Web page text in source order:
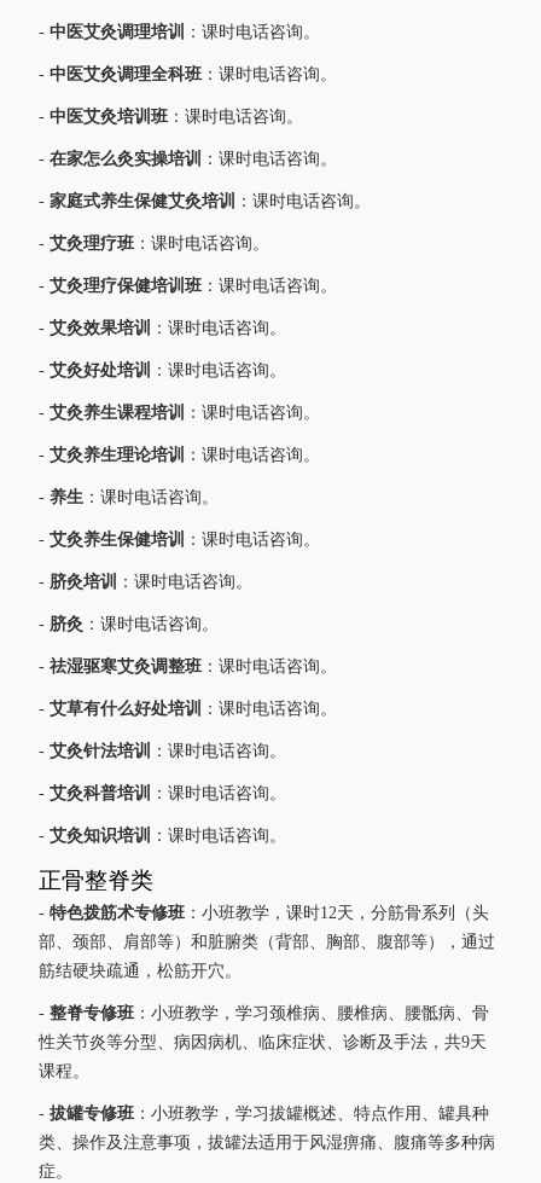
- 中医艾灸调理培训 ：课时电话咨询。
- 中医艾灸调理全科班 ：课时电话咨询。
- 中医艾灸培训班 ：课时电话咨询。
- 在家怎么灸实操培训 ：课时电话咨询。
- 家庭式养生保健艾灸培训 ：课时电话咨询。
- 艾灸理疗班 ：课时电话咨询。
- 艾灸理疗保健培训班 ：课时电话咨询。
- 艾灸效果培训 ：课时电话咨询。
- 艾灸好处培训 ：课时电话咨询。
- 艾灸养生课程培训 ：课时电话咨询。
- 艾灸养生理论培训 ：课时电话咨询。
- 养生 ：课时电话咨询。
- 艾灸养生保健培训 ：课时电话咨询。
- 脐灸培训 ：课时电话咨询。
- 脐灸 ：课时电话咨询。
- 祛湿驱寒艾灸调整班 ：课时电话咨询。
- 艾草有什么好处培训 ：课时电话咨询。
- 艾灸针法培训 ：课时电话咨询。
- 艾灸科普培训 ：课时电话咨询。
- 艾灸知识培训 ：课时电话咨询。
正骨整脊类
- 特色拨筋术专修班 ：小班教学，课时12天，分筋骨系列（头
部、颈部、肩部等）和脏腑类（背部、胸部、腹部等），通过
筋结硬块疏通，松筋开穴。
- 整脊专修班 ：小班教学，学习颈椎病、腰椎病、腰骶病、骨
性关节炎等分型、病因病机、临床症状、诊断及手法，共9天
课程。
- 拔罐专修班 ：小班教学，学习拔罐概述、特点作用、罐具种
类、操作及注意事项，拔罐法适用于风湿痹痛、腹痛等多种病
症。